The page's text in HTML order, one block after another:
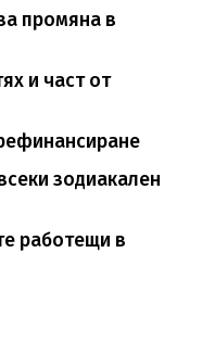
промяна в
и част от
зодиакален
работещи в